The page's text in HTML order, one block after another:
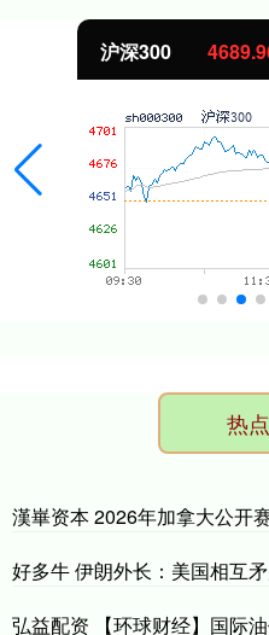
沪深300
热
漢崋资本 2026年加拿大公开
好多牛 伊朗外长：美国相互
弘益配资 【环球财经】国际